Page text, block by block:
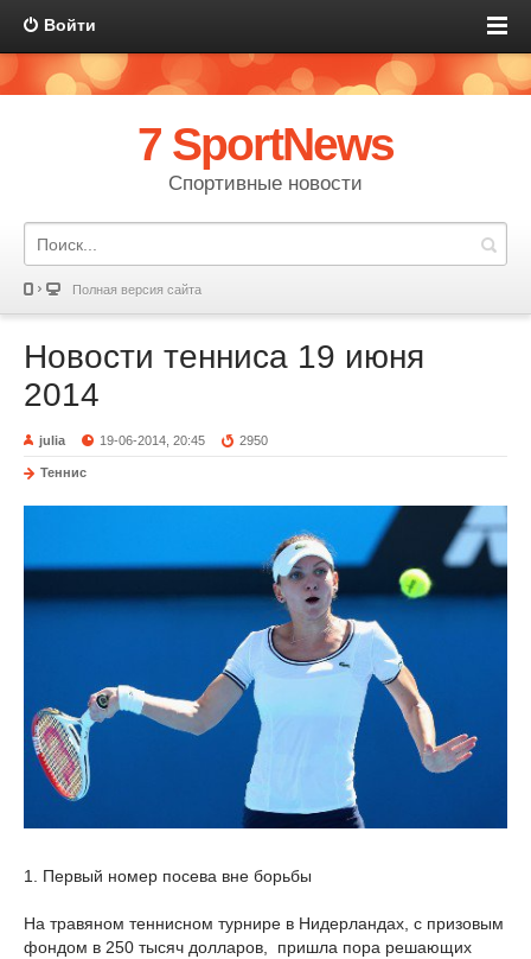
Войти
7 SportNews
Спортивные новости
Полная версия сайта
Новости тенниса 19 июня
2014
julia 19-06-2014, 20:45 2950
Теннис
1. Первый номер посева вне борьбы
На травяном теннисном турнире в Нидерландах, с призовым
фондом в 250 тысяч долларов, пришла пора решающих